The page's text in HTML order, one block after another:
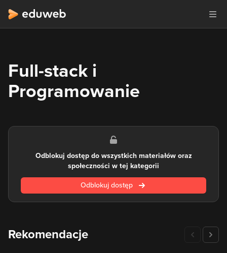
Full-stack i
Programowanie
Odblokuj dostęp do wszystkich materiałów oraz
społeczności w tej kategorii
Odblokuj dostęp
Rekomendacje